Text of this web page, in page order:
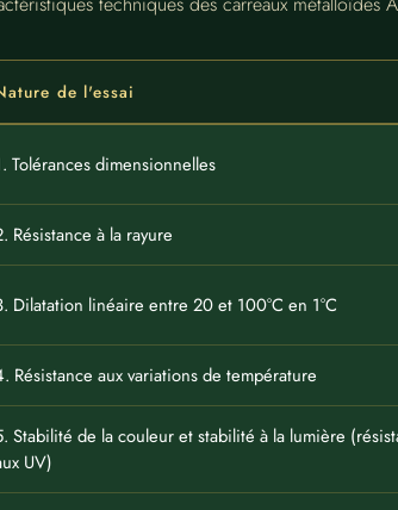
de l'essai
Tolérances dimensionnelles
Résistance à la rayure
Dilatation linéaire entre 20 et 100°C en 1°C
Résistance aux variations de température
Stabilité de la couleur et stabilité à la lumière
UV)